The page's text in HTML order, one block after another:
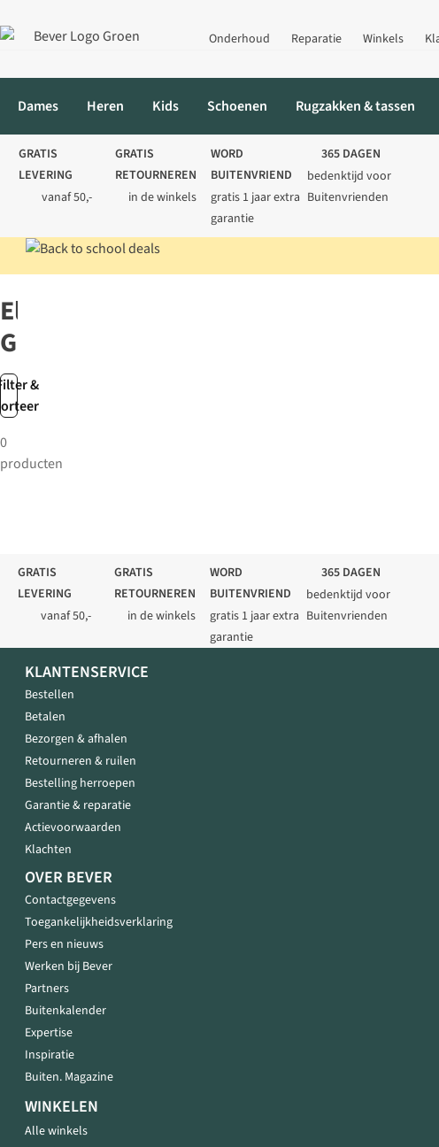
Onderhoud Reparatie Winkels
Dames Heren Kids Schoenen Rugzakken & tassen
GRATIS
LEVERING
vanaf 50,-
GRATIS
RETOURNEREN
in de winkels
WORD
BUITENVRIEND
gratis 1 jaar extra
garantie
365 DAGEN
bedenktijd voor
Buitenvrienden
&
Elmer
Gloves
0
producten
GRATIS
LEVERING
vanaf 50,-
GRATIS
RETOURNEREN
in de winkels
WORD
BUITENVRIEND
gratis 1 jaar extra
garantie
365 DAGEN
bedenktijd voor
Buitenvrienden
KLANTENSERVICE
Bestellen
Betalen
Bezorgen & afhalen
Retourneren & ruilen
Bestelling herroepen
Garantie & reparatie
Actievoorwaarden
Klachten
OVER BEVER
Contactgegevens
Toegankelijkheidsverklaring
Pers en nieuws
Werken bij Bever
Partners
Buitenkalender
Expertise
Inspiratie
Buiten. Magazine
WINKELEN
Alle winkels